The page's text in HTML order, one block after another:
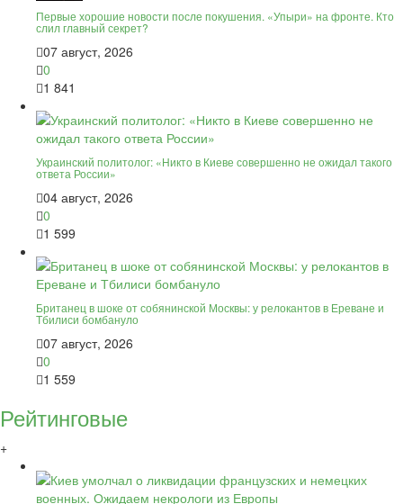
Первые хорошие новости после покушения. «Упыри» на фронте. Кто
слил главный секрет?
07 август, 2026
0
1 841
Украинский политолог: «Никто в Киеве совершенно не ожидал такого
ответа России»
04 август, 2026
0
1 599
Британец в шоке от собянинской Москвы: у релокантов в Ереване и
Тбилиси бомбануло
07 август, 2026
0
1 559
Рейтинговые
+